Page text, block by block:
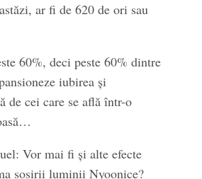
ar fi de 620 de ori sau
60%, deci peste 60% dintre
iubirea și
de cei care se află într-o
Vor mai fi și alte efecte
sosirii luminii Nyoonice?